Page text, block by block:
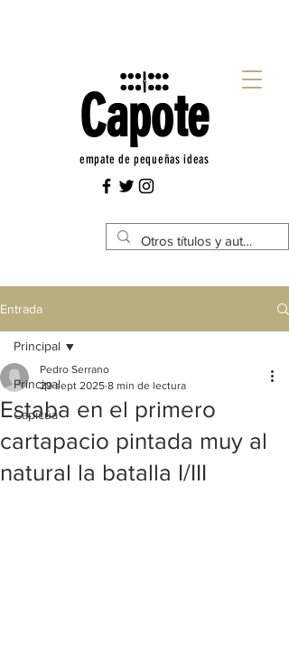
Capote
empate de pequeñas ideas
Entrada
Principal
Capicúa
Principal
Estaba en el primero
cartapacio pintada muy al
natural la batalla I/III
Pedro Serrano
29 sept 2025 8 min de lectura